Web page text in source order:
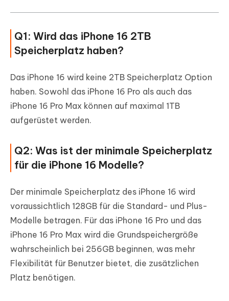
Q1: Wird das iPhone 16 2TB
Speicherplatz haben?
Das iPhone 16 wird keine 2TB Speicherplatz Option
haben. Sowohl das iPhone 16 Pro als auch das
iPhone 16 Pro Max können auf maximal 1TB
aufgerüstet werden.
Q2: Was ist der minimale Speicherplatz
für die iPhone 16 Modelle?
Der minimale Speicherplatz des iPhone 16 wird
voraussichtlich 128GB für die Standard- und Plus-
Modelle betragen. Für das iPhone 16 Pro und das
iPhone 16 Pro Max wird die Grundspeichergröße
wahrscheinlich bei 256GB beginnen, was mehr
Flexibilität für Benutzer bietet, die zusätzlichen
Platz benötigen.